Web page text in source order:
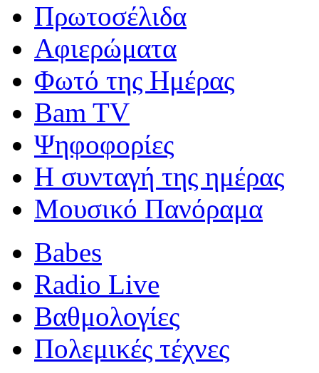
Πρωτοσέλιδα
Αφιερώματα
Φωτό της Ημέρας
Bam TV
Ψηφοφορίες
Η συνταγή της ημέρας
Μουσικό Πανόραμα
Babes
Radio Live
Βαθμολογίες
Πολεμικές τέχνες